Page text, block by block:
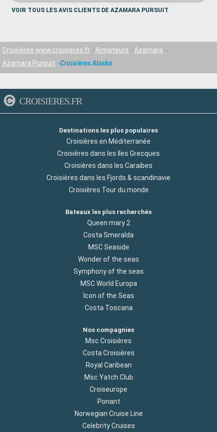
VOIR TOUS LES AVIS CLIENTS DE AZAMARA PURSUIT
Croisières www.croisieres.fr Armateurs
Azamara
Azamara Pursuit
Croisières Alaska
CROISIERES.FR
Destinations les plus populaires
Croisières en Méditerranée
Croisières dans les Iles Grecques
Croisières dans les Caraibes
Croisières dans les Fjords & scandinavie
Croisières Tour du monde
Bateaux les plus recherchés
Queen mary 2
Costa Smeralda
MSC Seaside
Wonder of the seas
Symphony of the seas
MSC World Europa
Icon of the Seas
Costa Toscana
Nos compagnies
Msc Croisières
Costa Croisières
Royal Caribean
Msc Yatch Club
Croiseurope
Ponant
Norwegian Cruise Line
Celebrity Cruises